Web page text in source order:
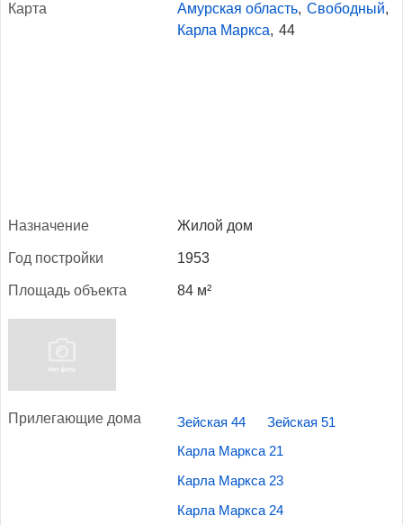
Кар­та Амурская область, Свободный,
Карла Маркса, 44
Наз­на­чение Жилой дом
Год пос­трой­ки 1953
Пло­щадь объ­ек­та 84 м²
При­лега­ющие до­ма Зейская 44 Зейская 51
Карла Маркса 21
Карла Маркса 23
Карла Маркса 24